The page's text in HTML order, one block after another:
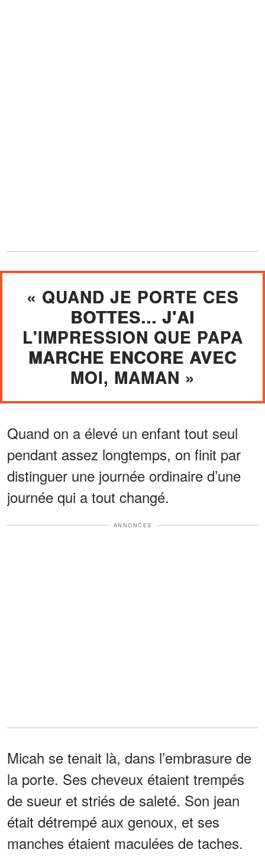
« QUAND JE PORTE CES
BOTTES... J'AI
L'IMPRESSION QUE PAPA
MARCHE ENCORE AVEC
MOI, MAMAN »
Quand on a élevé un enfant tout seul
pendant assez longtemps, on finit par
distinguer une journée ordinaire d’une
journée qui a tout changé.
ANNONCES
Micah se tenait là, dans l’embrasure de
la porte. Ses cheveux étaient trempés
de sueur et striés de saleté. Son jean
était détrempé aux genoux, et ses
manches étaient maculées de taches.